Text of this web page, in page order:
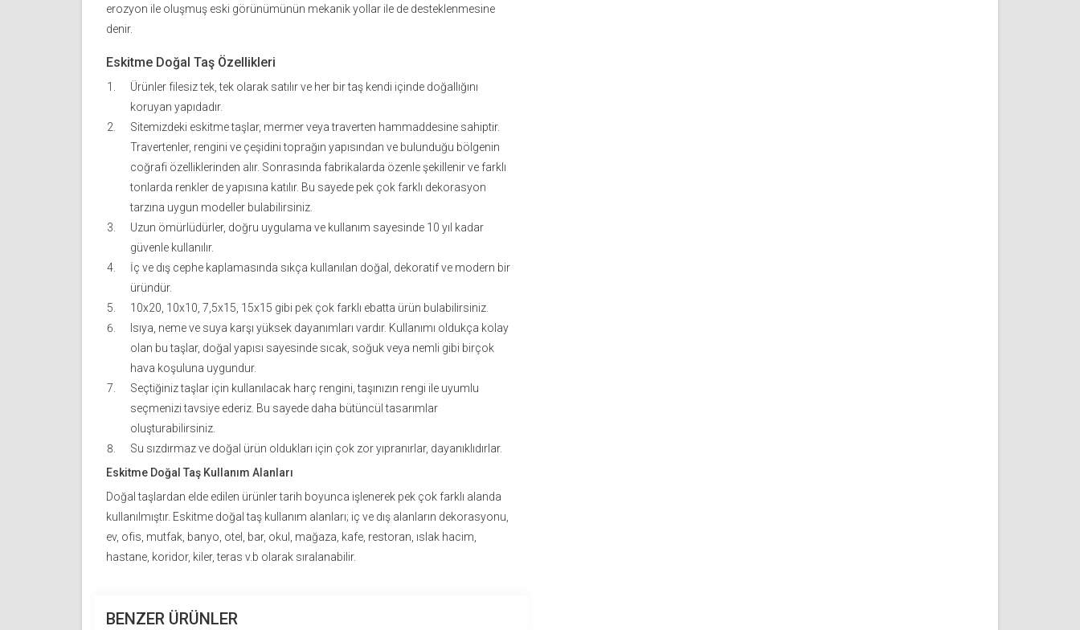
erozyon ile oluşmuş eski görünümünün mekanik yollar ile de desteklenmesine
denir.
Eskitme Doğal Taş Özellikleri
Ürünler filesiz tek, tek olarak satılır ve her bir taş kendi içinde doğallığını
koruyan yapıdadır.
Sitemizdeki eskitme taşlar, mermer veya traverten hammaddesine sahiptir.
Travertenler, rengini ve çeşidini toprağın yapısından ve bulunduğu bölgenin
coğrafi özelliklerinden alır. Sonrasında fabrikalarda özenle şekillenir ve farklı
tonlarda renkler de yapısına katılır. Bu sayede pek çok farklı dekorasyon
tarzına uygun modeller bulabilirsiniz.
Uzun ömürlüdürler, doğru uygulama ve kullanım sayesinde 10 yıl kadar
güvenle kullanılır.
İç ve dış cephe kaplamasında sıkça kullanılan doğal, dekoratif ve modern bir
üründür.
10x20, 10x10, 7,5x15, 15x15 gibi pek çok farklı ebatta ürün bulabilirsiniz.
Isıya, neme ve suya karşı yüksek dayanımları vardır. Kullanımı oldukça kolay
olan bu taşlar, doğal yapısı sayesinde sıcak, soğuk veya nemli gibi birçok
hava koşuluna uygundur.
Seçtiğiniz taşlar için kullanılacak harç rengini, taşınızın rengi ile uyumlu
seçmenizi tavsiye ederiz. Bu sayede daha bütüncül tasarımlar
oluşturabilirsiniz.
Su sızdırmaz ve doğal ürün oldukları için çok zor yıpranırlar, dayanıklıdırlar.
Eskitme Doğal Taş Kullanım Alanları
Doğal taşlardan elde edilen ürünler tarih boyunca işlenerek pek çok farklı alanda
kullanılmıştır. Eskitme doğal taş kullanım alanları; iç ve dış alanların dekorasyonu,
ev, ofis, mutfak, banyo, otel, bar, okul, mağaza, kafe, restoran, ıslak hacim,
hastane, koridor, kiler, teras v.b olarak sıralanabilir.
BENZER ÜRÜNLER